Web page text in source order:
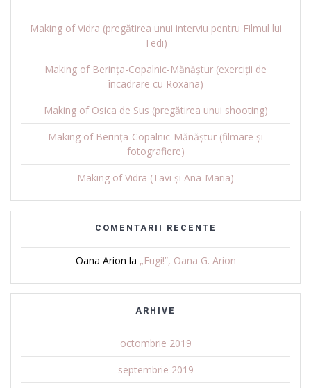
Making of Vidra (pregătirea unui interviu pentru Filmul lui
Tedi)
Making of Berința-Copalnic-Mănăștur (exerciții de
încadrare cu Roxana)
Making of Osica de Sus (pregătirea unui shooting)
Making of Berința-Copalnic-Mănăștur (filmare și
fotografiere)
Making of Vidra (Tavi și Ana-Maria)
COMENTARII RECENTE
Oana Arion la „Fugi!”, Oana G. Arion
ARHIVE
octombrie 2019
septembrie 2019